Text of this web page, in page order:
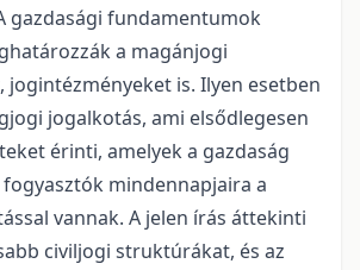
gazdasági fundamentumok
a magánjogi
jogintézményeket is. Ilyen esetben
jogalkotás, ami elsődlegesen
érinti, amelyek a gazdaság
mindennapjaira a
vannak. A jelen írás áttekinti
civiljogi struktúrákat, és az